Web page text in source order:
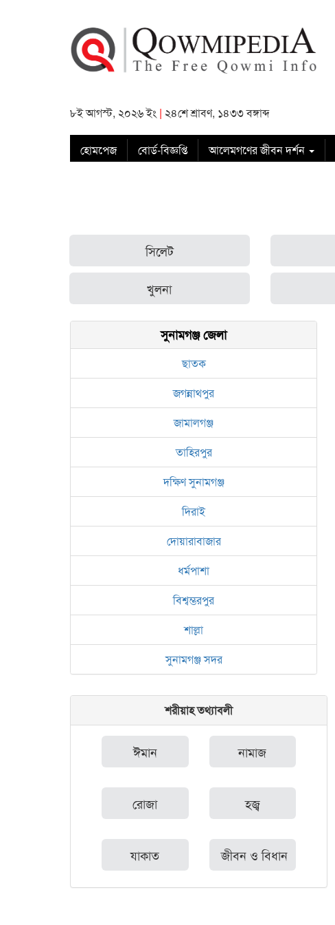
৮ই আগস্ট, ২০২৬ ইং | ২৪শে শ্রাবণ, ১৪৩৩ বঙ্গাব্দ
হোমপেজ বোর্ড-বিজ্ঞপ্তি আলেমগণের জীবন দর্শন
সিলেট
খুলনা
সুনামগঞ্জ জেলা
ছাতক
জগন্নাথপুর
জামালগঞ্জ
তাহিরপুর
দক্ষিণ সুনামগঞ্জ
দিরাই
দোয়ারাবাজার
ধর্মপাশা
বিশ্বম্ভরপুর
শাল্লা
সুনামগঞ্জ সদর
শরীয়াহ তথ্যাবলী
ঈমান নামাজ
রোজা হজ্ব
যাকাত জীবন ও বিধান